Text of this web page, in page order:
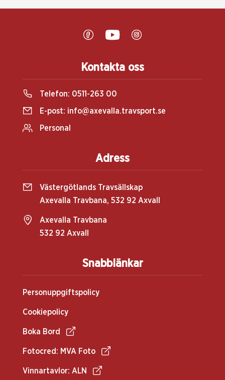
Snabblänkar
Personuppgiftspolicy
Cookiepolicy
Boka Bord
Fotocred: MVA Foto
Vinnartavlor: ALN
Kontakta oss
Telefon: 0511-263 00
E-post: info@axevalla.travsport.se
Personal
Adress
Västergötlands Travsällskap
Axevalla Travbana, 532 92 Axvall
Axevalla Travbana
532 92 Axvall